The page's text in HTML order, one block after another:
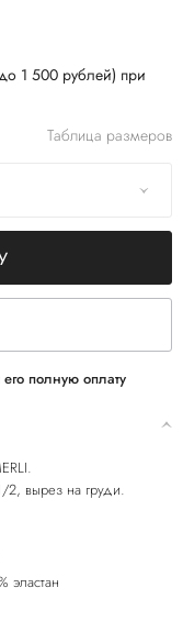
1 500 рублей) при
Таблица размеров
полную оплату
эластан